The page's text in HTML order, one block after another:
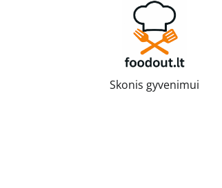
Skonis gyvenimui